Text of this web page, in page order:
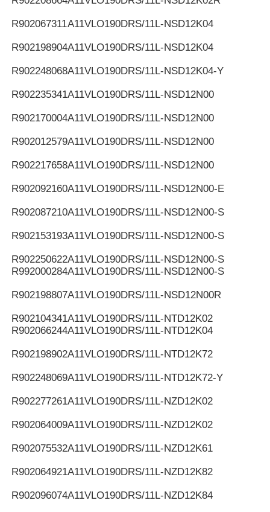
R902067311A11VLO190DRS/11L-NSD12K04
R902198904A11VLO190DRS/11L-NSD12K04
R902248068A11VLO190DRS/11L-NSD12K04-Y
R902235341A11VLO190DRS/11L-NSD12N00
R902170004A11VLO190DRS/11L-NSD12N00
R902012579A11VLO190DRS/11L-NSD12N00
R902217658A11VLO190DRS/11L-NSD12N00
R902092160A11VLO190DRS/11L-NSD12N00-E
R902087210A11VLO190DRS/11L-NSD12N00-S
R902153193A11VLO190DRS/11L-NSD12N00-S
R902250622A11VLO190DRS/11L-NSD12N00-S
R992000284A11VLO190DRS/11L-NSD12N00-S
R902198807A11VLO190DRS/11L-NSD12N00R
R902104341A11VLO190DRS/11L-NTD12K02
R902066244A11VLO190DRS/11L-NTD12K04
R902198902A11VLO190DRS/11L-NTD12K72
R902248069A11VLO190DRS/11L-NTD12K72-Y
R902277261A11VLO190DRS/11L-NZD12K02
R902064009A11VLO190DRS/11L-NZD12K02
R902075532A11VLO190DRS/11L-NZD12K61
R902064921A11VLO190DRS/11L-NZD12K82
R902096074A11VLO190DRS/11L-NZD12K84